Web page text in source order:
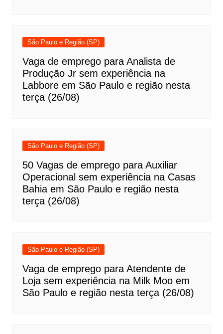
São Paulo e Região (SP)
Vaga de emprego para Analista de
Produção Jr sem experiência na
Labbore em São Paulo e região nesta
terça (26/08)
São Paulo e Região (SP)
50 Vagas de emprego para Auxiliar
Operacional sem experiência na Casas
Bahia em São Paulo e região nesta
terça (26/08)
São Paulo e Região (SP)
Vaga de emprego para Atendente de
Loja sem experiência na Milk Moo em
São Paulo e região nesta terça (26/08)